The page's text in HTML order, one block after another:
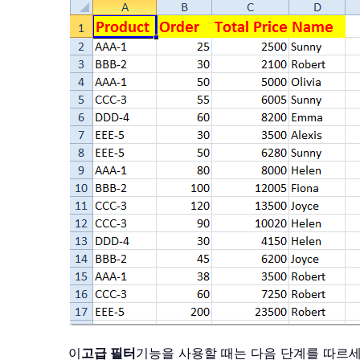
이고급 필터기능을 사용할 때는 다음 단계를 따르